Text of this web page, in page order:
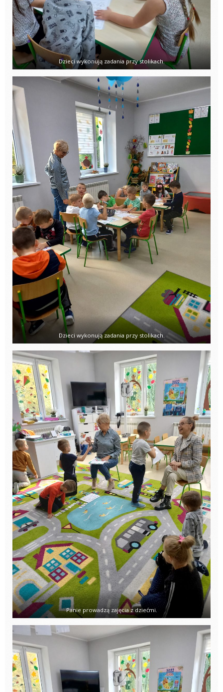
Dzieci wykonują zadania przy stolikach.
Dzieci wykonują zadania przy stolikach.
Panie prowadzą zajęcia z dziećmi.